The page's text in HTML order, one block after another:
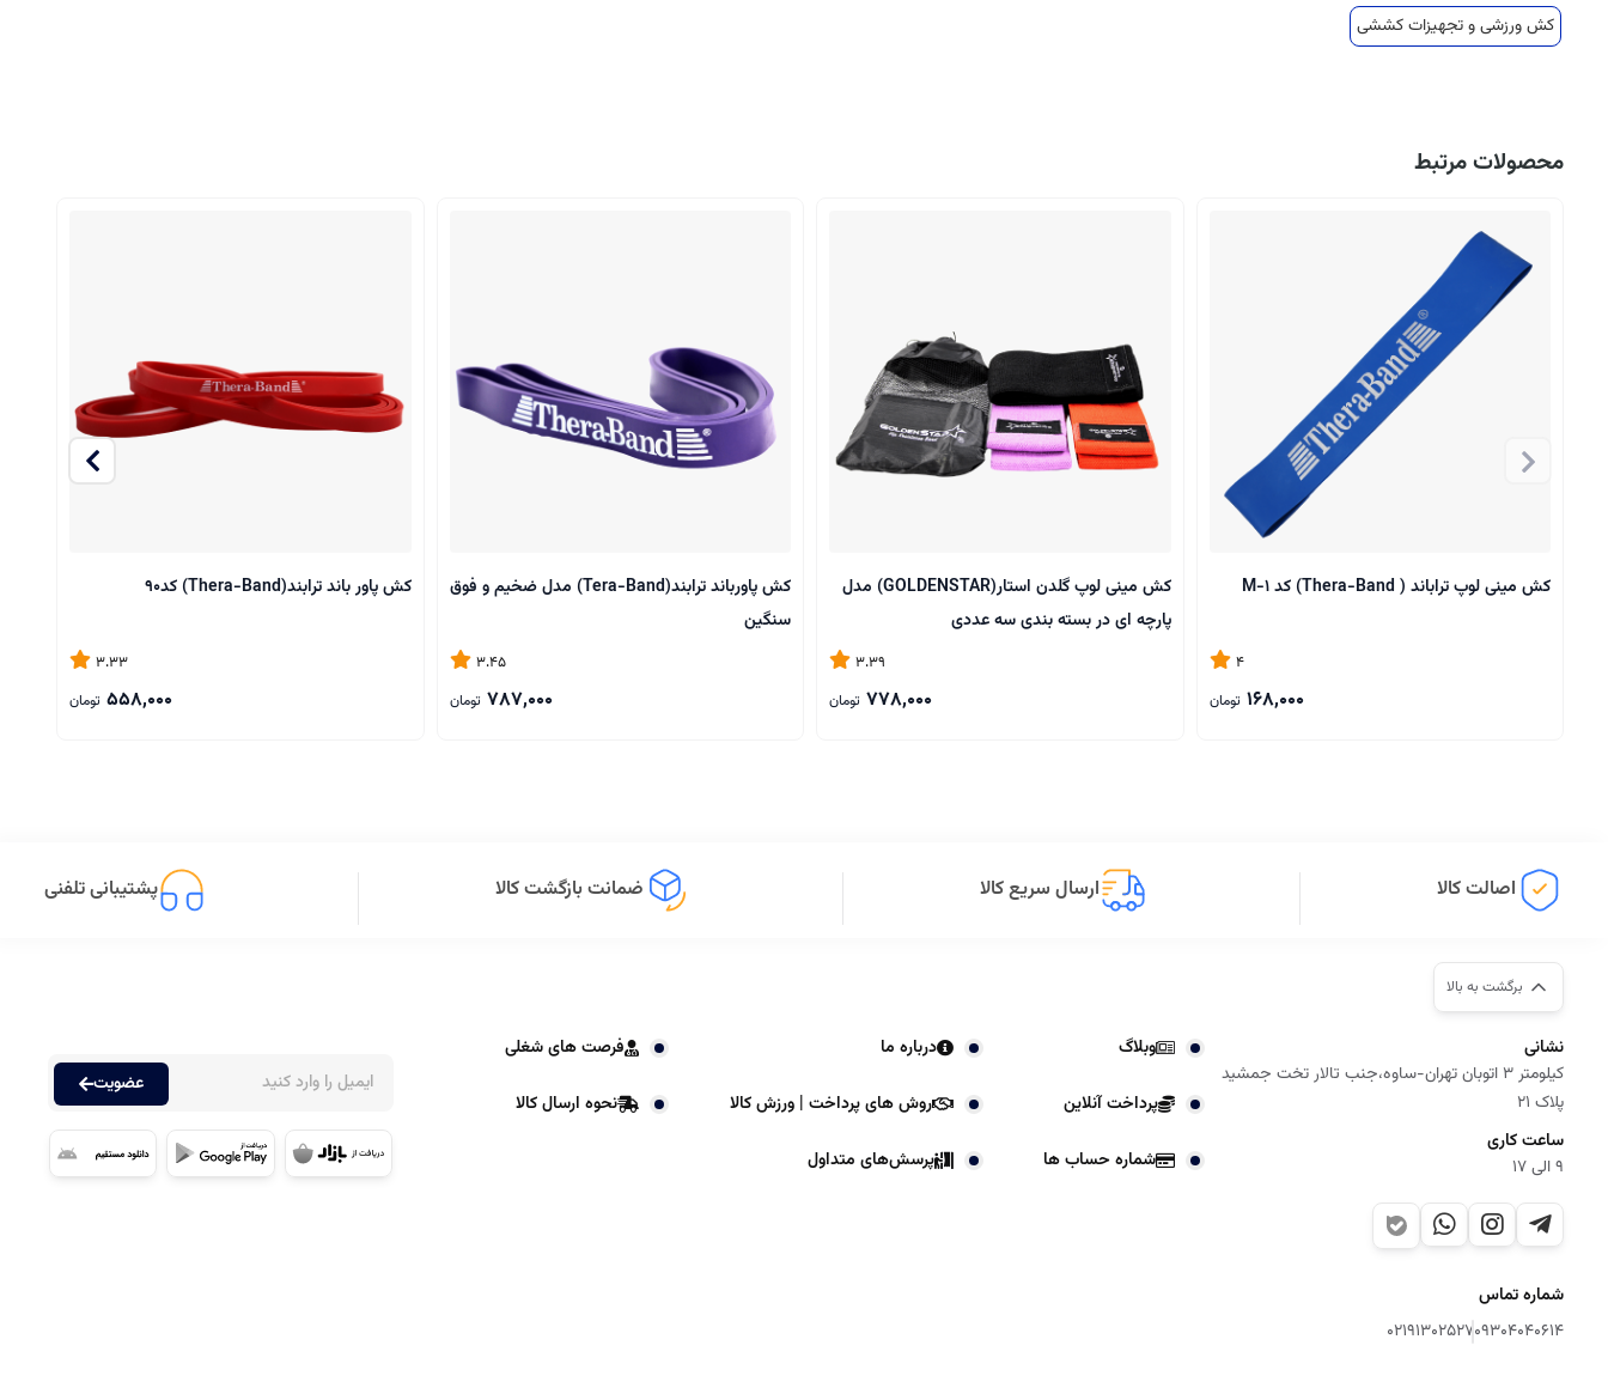
کش ورزشی و تجهیزات کششی
محصولات مرتبط
کش مینی لوپ تراباند ( Thera-Band) کد M-1
4
168,000 تومان
کش مینی لوپ گلدن استار(GOLDENSTAR) مدل
پارچه ای در بسته بندی سه عددی
3.39
778,000 تومان
کش پاورباند ترابند(Tera-Band) مدل ضخیم و فوق
سنگین
3.45
787,000 تومان
کش پاور باند ترابند(Thera-Band) کد90
3.33
558,000 تومان
اصالت کالا ارسال سریع کالا ضمانت بازگشت کالا پشتیبانی تلفنی
برگشت به بالا
نشانی
کیلومتر 3 اتوبان تهران-ساوه،جنب تالار تخت جمشید
پلاک 21
ساعت کاری
9 الی 17
شماره تماس
09304040614
02191302527
وبلاگ درباره ما فرصت های شغلی
پرداخت آنلاین روش های پرداخت | ورزش کالا نحوه ارسال کالا
شماره حساب ها پرسش‌های متداول
عضویت